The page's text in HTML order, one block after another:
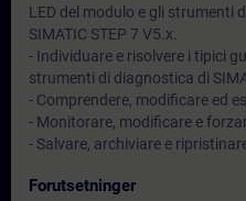
LED del modulo e gli strumenti
SIMATIC STEP 7 V5.x.
- Individuare e risolvere i tipici
strumenti di diagnostica di
- Comprendere, modificare ed
- Monitorare, modificare e
- Salvare, archiviare e
Forutsetninger